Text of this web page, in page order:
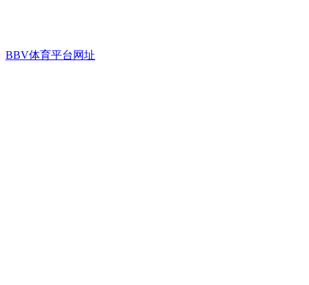
BBV体育平台网址